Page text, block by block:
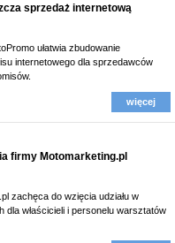
sprzedaż internetową
ułatwia zbudowanie
internetowego dla sprzedawców
więcej
firmy Motomarketing.pl
zachęca do wzięcia udziału w
dla właścicieli i personelu warsztatów